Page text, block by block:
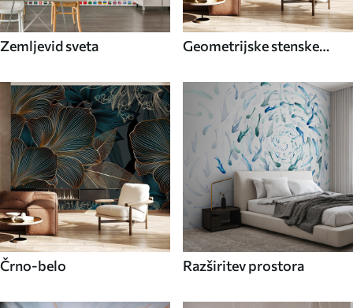
Zemljevid sveta
Geometrijske stenske
Črno-belo Razširitev prostora